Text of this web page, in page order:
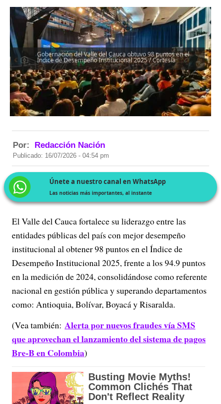
Gobernación del Valle del Cauca obtuvo 98 puntos en el
Índice de Desempeño Institucional 2025 / Cortesía
Por: Redacción Nación
Publicado: 16/07/2026 - 04:54 pm
Únete a nuestro canal en WhatsApp
Las noticias más importantes, al instante
El Valle del Cauca fortalece su liderazgo entre las
entidades públicas del país con mejor desempeño
institucional al obtener 98 puntos en el Índice de
Desempeño Institucional 2025, frente a los 94.9 puntos
en la medición de 2024, consolidándose como referente
nacional en gestión pública y superando departamentos
como: Antioquia, Bolívar, Boyacá y Risaralda.
(Vea también: Alerta por nuevos fraudes vía SMS
que aprovechan el lanzamiento del sistema de pagos
Bre-B en Colombia)